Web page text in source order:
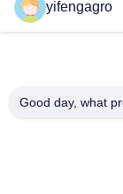
yifengagro
Good day, what